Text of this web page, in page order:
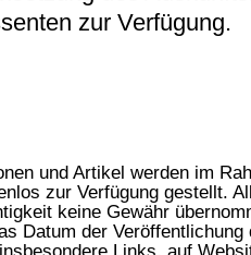
zur Verfügung.
und Artikel werden im
zur Verfügung gestellt.
keine Gewähr
Datum der
Links, auf